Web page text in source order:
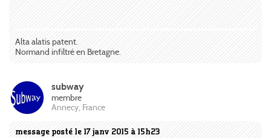
Alta alatis patent.
Normand infiltré en Bretagne.
message posté le 17 janv 2015 à 15h23
subway
membre
Annecy, France